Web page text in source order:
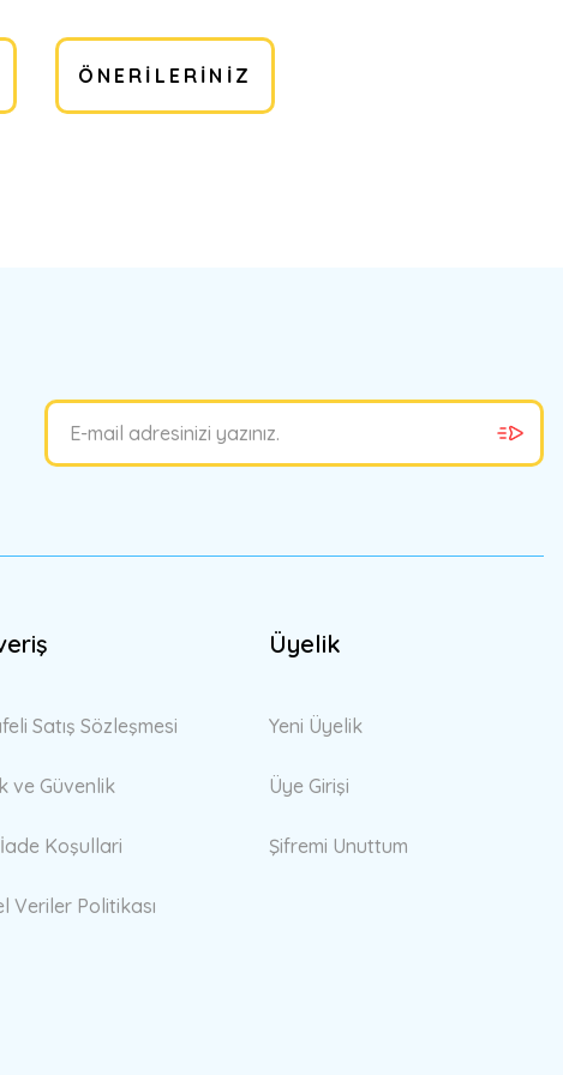
ÖNERILERINIZ
Satış Sözleşmesi
ve Güvenlik
Koşullari
Veriler Politikası
Üyelik
Yeni Üyelik
Üye Girişi
Şifremi Unuttum